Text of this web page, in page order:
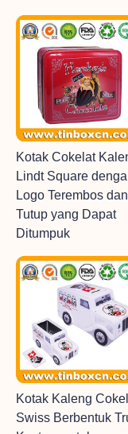
Kotak Cokelat
Lindt Square
Logo Terembos dan
Tutup yang Dapat
Ditumpuk
Kotak Kaleng
Swiss Berbentuk